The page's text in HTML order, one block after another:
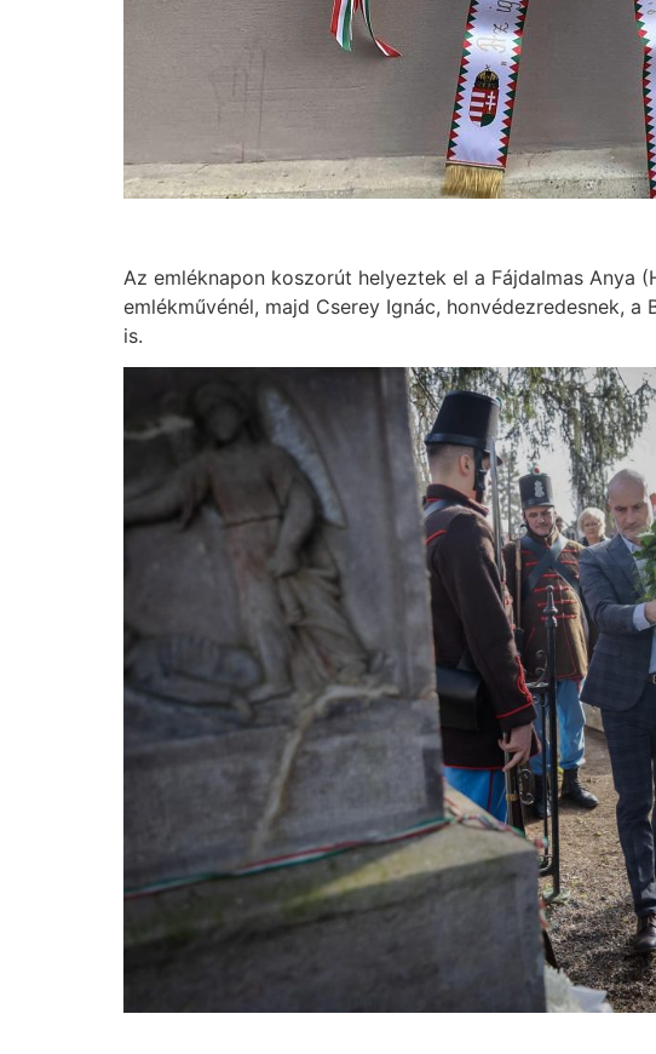
Az emléknapon koszorút helyeztek el a Fájdalmas Anya
emlékművénél, majd Cserey Ignác, honvédezredesnek,
is.